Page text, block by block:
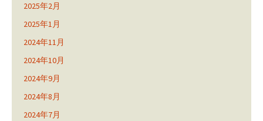
2025年2月
2025年1月
2024年11月
2024年10月
2024年9月
2024年8月
2024年7月